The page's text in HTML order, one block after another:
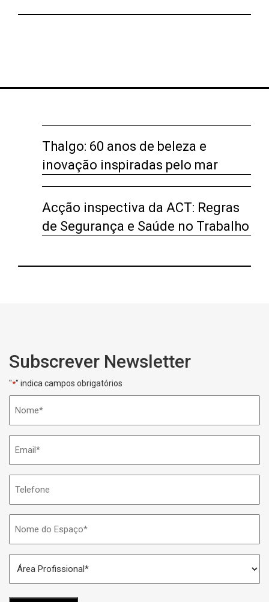
Thalgo: 60 anos de beleza e
inovação inspiradas pelo mar
Acção inspectiva da ACT: Regras
de Segurança e Saúde no Trabalho
Subscrever Newsletter
"*" indica campos obrigatórios
do
Espaço
Profissional
*